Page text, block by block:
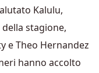
Kalulu,
stagione,
e Theo Hernandez
hanno accolto